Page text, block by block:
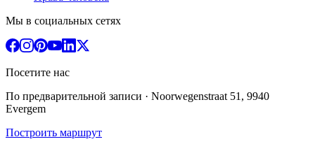
Мы в социальных сетях
Посетите нас
По предварительной записи · Noorwegenstraat 51, 9940
Evergem
Построить маршрут